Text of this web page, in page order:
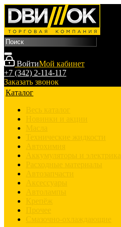
ВойтиМой кабинет
+7 (342) 2-114-117
Заказать звонок
Каталог
Весь каталог
Новинки и акции
Масла
Технические жидкости
Автохимия
Аккумуляторы и электрика
Расходные материалы
Автозапчасти
Аксессуары
Автолампы
Крепёж
Прочее
Смазочно-охлаждающие